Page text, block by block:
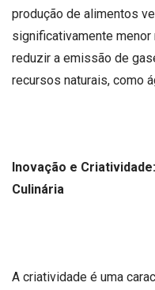
produção de alimentos
significativamente menor
reduzir a emissão de
recursos naturais, como
Inovação e
Culinária
A criatividade é uma